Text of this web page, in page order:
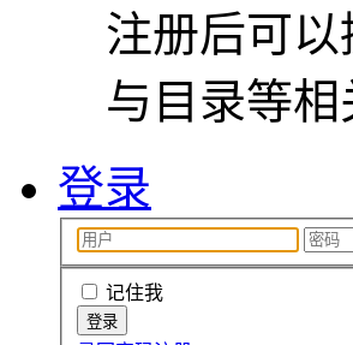
注册后可
与目录等
登录
记住我